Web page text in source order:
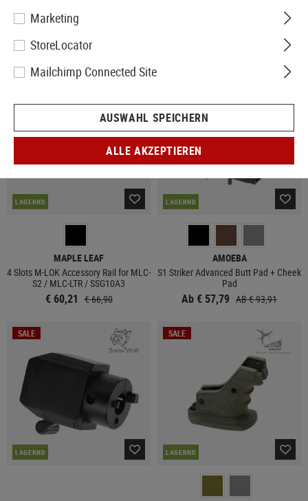
LAGERND
MAPLE LEAF
4 Slots M-LOK Accessory Rail for MLC-
S2 / MLC-LTR / SSG10A3
€ 60,21 € 66,90
LAGERND
AMOEBA
S1 Striker Advanced Butt Pad + Cheek
Pad
Ab € 57,79 AB € 93,91
SALE
LAGERND
SALE
LAGERND
Marketing
StoreLocator
Mailchimp Connected Site
AUSWAHL SPEICHERN
ALLE AKZEPTIEREN